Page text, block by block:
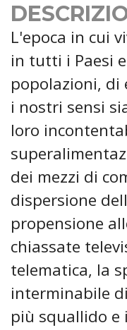
L'epoca in cui
in tutti i Paesi
popolazioni, di
i nostri sensi
loro
dei mezzi di
dispersione
propensione
chiassate
telematica, la
interminabile
più squallido e